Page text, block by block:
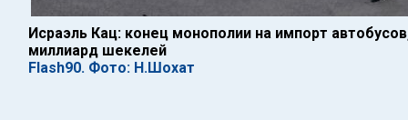
Исраэль Кац: конец монополии на импорт
миллиард шекелей
Flash90. Фото: Н.Шохат